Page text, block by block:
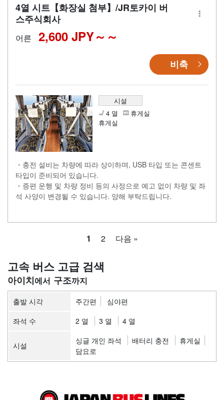
4열 시트【화장실 첨부】/JR토카이 버
스주식회사
어른 2,600 JPY～
비축
시설
4 열
휴게실
휴게실
・충전 설비는 차량에 따라 상이하며, USB 타입 또는 콘센트
타입이 준비되어 있습니다.
・증편 운행 및 차량 정비 등의 사정으로 예고 없이 차량 및 좌
석 사양이 변경될 수 있습니다. 양해 부탁드립니다.
1 2 다음 »
고속 버스 고급 검색
아이치 구조
출발 시각 주간편
심야편
좌석 수
2 열 3 열 4 열
시설 싱글 개인 좌석 배터리 충전
휴게실
담요로